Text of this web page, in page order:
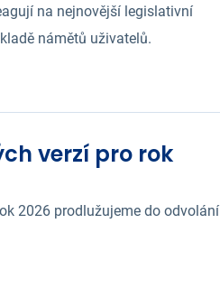
na nejnovější legislativní
námětů uživatelů.
verzí pro rok
2026 prodlužujeme do odvolání